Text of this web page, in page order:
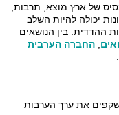
של ארץ מוצא, תרבות,
יכולה להיות השלב
בין הנושאים
,החברה הערבית
את ערך הערבות